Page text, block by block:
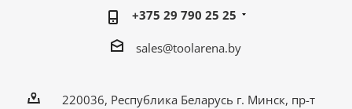
+375 29 790 25 25
sales@toolarena.by
220036, Республика Беларусь г. Минск, пр-т